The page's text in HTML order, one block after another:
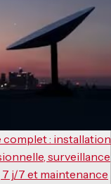
complet : installation
surveillance
7 j/7 et maintenance